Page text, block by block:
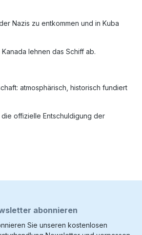
Nazis zu entkommen und in Kuba
lehnen das Schiff ab.
atmosphärisch, historisch fundiert
offizielle Entschuldigung der
abonnieren
Sie unseren kostenlosen